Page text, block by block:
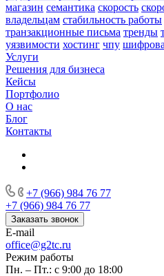
магазин семантика скорость
владельцам стабильность работы
транзакционные письма тренды
уязвимости хостинг чпу
Услуги
Решения для бизнеса
Кейсы
Портфолио
О нас
Блог
Контакты
+7 (966) 984 76 77
+7 (966) 984 76 77
Заказать звонок
E-mail
office@g2tc.ru
Режим работы
Пн. – Пт.: с 9:00 до 18:00